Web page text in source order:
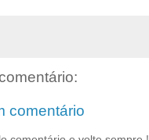
comentário